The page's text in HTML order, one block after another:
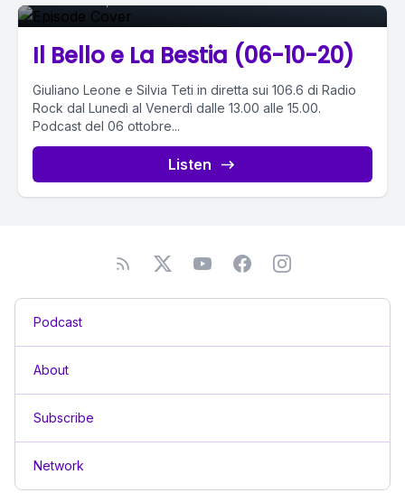
Il Bello e La Bestia (06-10-20)
Giuliano Leone e Silvia Teti in diretta sui 106.6 di Radio
Rock dal Lunedì al Venerdì dalle 13.00 alle 15.00.
Podcast del 06 ottobre...
Listen
Podcast
About
Subscribe
Network